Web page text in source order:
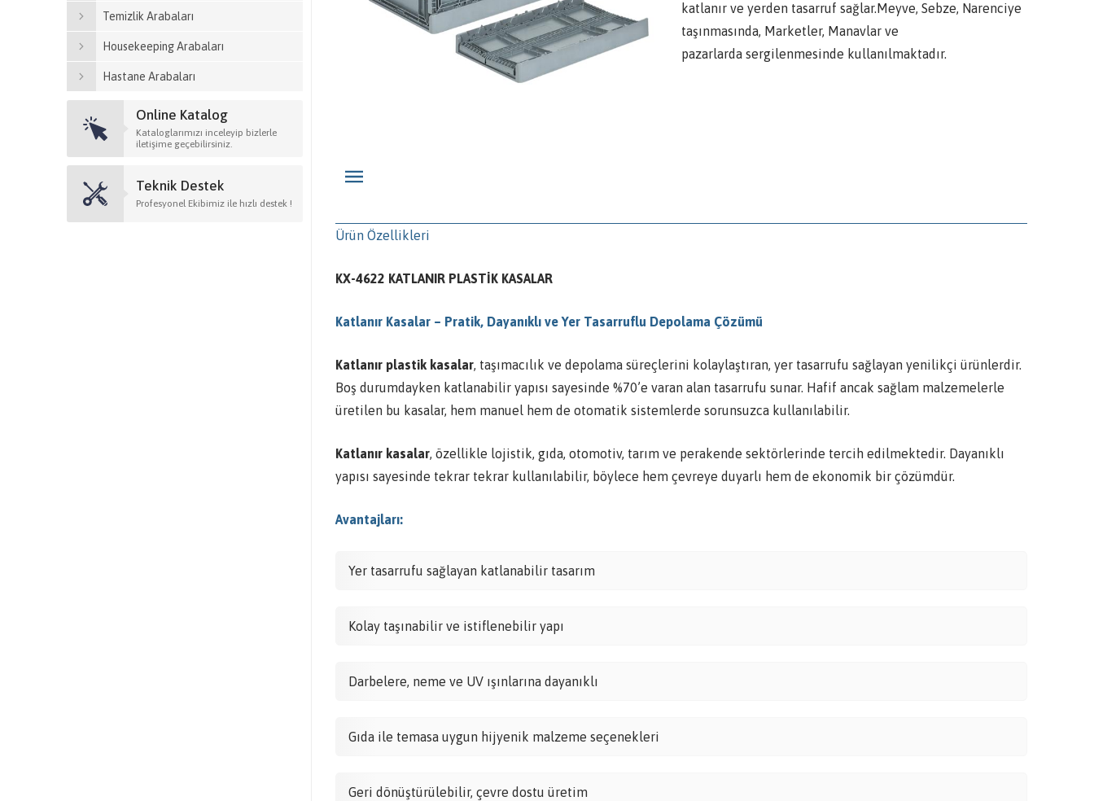
katlanır ve yerden tasarruf sağlar.Meyve, Sebze, Narenciye
taşınmasında, Marketler, Manavlar ve
pazarlarda sergilenmesinde kullanılmaktadır.
Ürün Özellikleri
KX-4622 KATLANIR PLASTİK KASALAR
Katlanır Kasalar – Pratik, Dayanıklı ve Yer Tasarruflu Depolama Çözümü
Katlanır plastik kasalar, taşımacılık ve depolama süreçlerini kolaylaştıran, yer tasarrufu sağlayan yenilikçi ürünlerdir.
Boş durumdayken katlanabilir yapısı sayesinde %70’e varan alan tasarrufu sunar. Hafif ancak sağlam malzemelerle
üretilen bu kasalar, hem manuel hem de otomatik sistemlerde sorunsuzca kullanılabilir.
Katlanır kasalar, özellikle lojistik, gıda, otomotiv, tarım ve perakende sektörlerinde tercih edilmektedir. Dayanıklı
yapısı sayesinde tekrar tekrar kullanılabilir, böylece hem çevreye duyarlı hem de ekonomik bir çözümdür.
Avantajları:
Yer tasarrufu sağlayan katlanabilir tasarım
Kolay taşınabilir ve istiflenebilir yapı
Darbelere, neme ve UV ışınlarına dayanıklı
Gıda ile temasa uygun hijyenik malzeme seçenekleri
Geri dönüştürülebilir, çevre dostu üretim
Temizlik Arabaları
Housekeeping Arabaları
Hastane Arabaları
Online Katalog
Kataloglarımızı inceleyip bizlerle
iletişime geçebilirsiniz.
Teknik Destek
Profesyonel Ekibimiz ile hızlı destek !